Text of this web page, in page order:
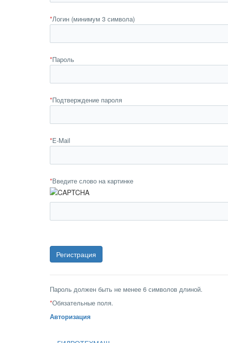
*Логин (минимум 3 символа)
*Пароль
*Подтверждение пароля
*E-Mail
*Введите слово на картинке
Пароль должен быть не менее 6 символов длиной.
*Обязательные поля.
Авторизация